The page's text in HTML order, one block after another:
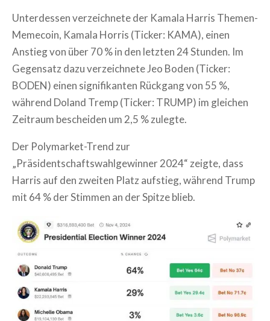
Unterdessen verzeichnete der Kamala Harris Themen-
Memecoin, Kamala Horris (Ticker: KAMA), einen
Anstieg von über 70 % in den letzten 24 Stunden. Im
Gegensatz dazu verzeichnete Jeo Boden (Ticker:
BODEN) einen signifikanten Rückgang von 55 %,
während Doland Tremp (Ticker: TRUMP) im gleichen
Zeitraum bescheiden um 2,5 % zulegte.
Der Polymarket-Trend zur
„Präsidentschaftswahlgewinner 2024“ zeigte, dass
Harris auf den zweiten Platz aufstieg, während Trump
mit 64 % der Stimmen an der Spitze blieb.